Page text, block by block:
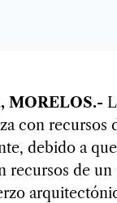
MORELOS.-
con recursos
debido a
recursos de